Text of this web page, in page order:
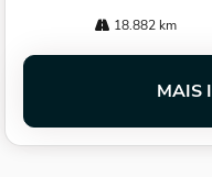
18.882 km
MAIS